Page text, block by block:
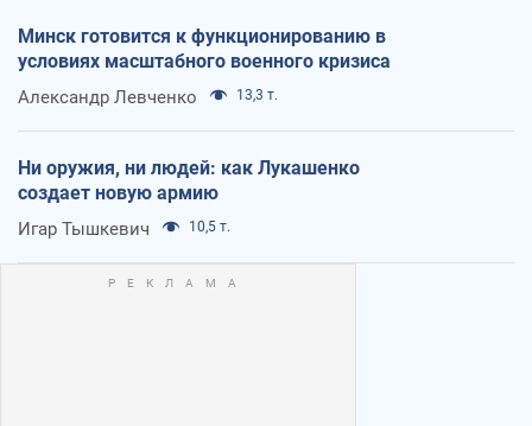
Минск готовится к функционированию в
условиях масштабного военного кризиса
Александр Левченко 13,3 т.
Ни оружия, ни людей: как Лукашенко
создает новую армию
Игар Тышкевич 10,5 т.